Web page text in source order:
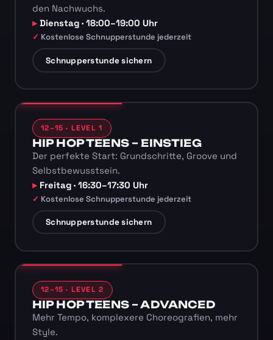
den Nachwuchs.
Dienstag · 18:00–19:00 Uhr
Kostenlose Schnupperstunde jederzeit
Schnupperstunde sichern
12–15 · LEVEL 1
HIP HOP TEENS – EINSTIEG
Der perfekte Start: Grundschritte, Groove und
Selbstbewusstsein.
Freitag · 16:30–17:30 Uhr
Kostenlose Schnupperstunde jederzeit
Schnupperstunde sichern
12–15 · LEVEL 2
HIP HOP TEENS – ADVANCED
Mehr Tempo, komplexere Choreografien, mehr
Style.